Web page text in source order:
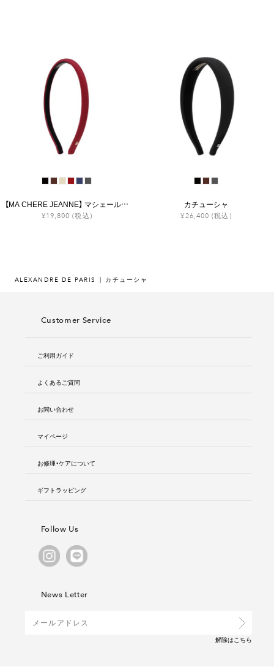
【MA CHERE JEANNE】 マシェール ジャンヌ
¥19,800 (税込)
カチューシャ
¥26,400 (税込)
ALEXANDRE DE PARIS カチューシャ
Customer Service
ご利用ガイド
よくあるご質問
お問い合わせ
マイページ
お修理・ケアについて
ギフトラッピング
Follow Us
News Letter
解除はこちら